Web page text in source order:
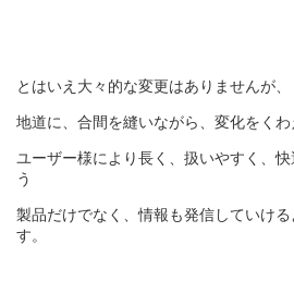
とはいえ大々的な変更はありませんが、
地道に、合間を縫いながら、変化をくわ
ユーザー様により長く、扱いやすく、
う
製品だけでなく、情報も発信していけ
す。